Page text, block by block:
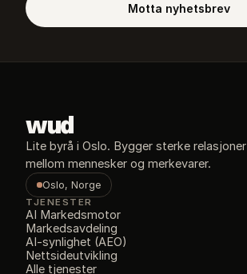
Motta nyhetsbrev
wud
Lite byrå i Oslo. Bygger sterke relasjoner
mellom mennesker og merkevarer.
Oslo, Norge
TJENESTER
AI Markedsmotor
Markedsavdeling
AI-synlighet (AEO)
Nettsideutvikling
Alle tjenester